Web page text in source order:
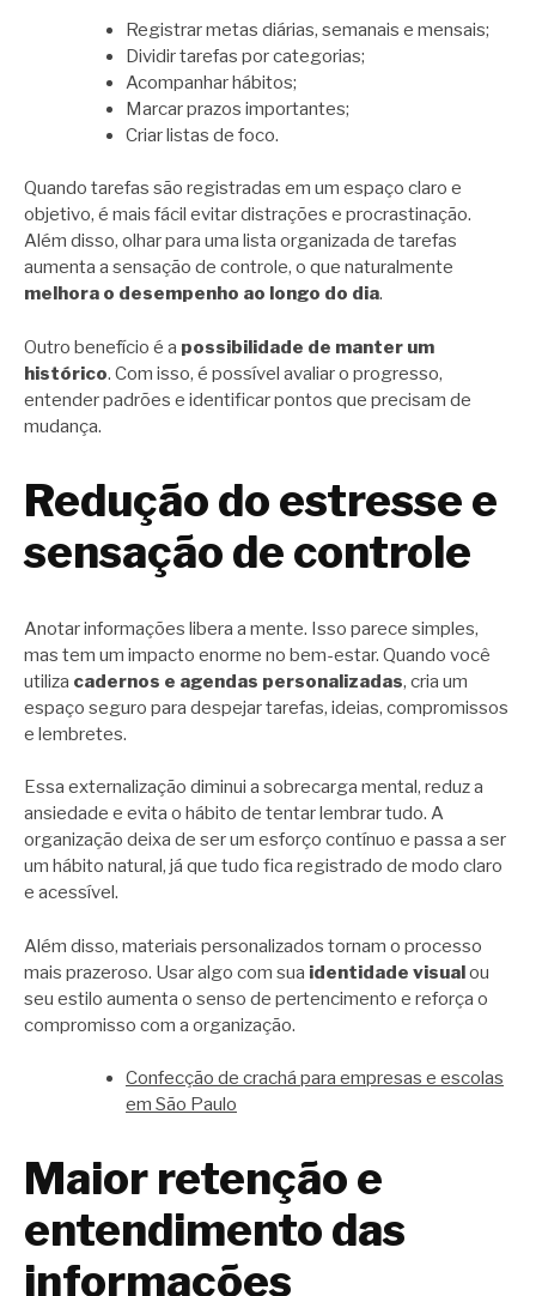
Registrar metas diárias, semanais e mensais;
Dividir tarefas por categorias;
Acompanhar hábitos;
Marcar prazos importantes;
Criar listas de foco.
Quando tarefas são registradas em um espaço claro e
objetivo, é mais fácil evitar distrações e procrastinação.
Além disso, olhar para uma lista organizada de tarefas
aumenta a sensação de controle, o que naturalmente
melhora o desempenho ao longo do dia.
Outro benefício é a possibilidade de manter um
histórico. Com isso, é possível avaliar o progresso,
entender padrões e identificar pontos que precisam de
mudança.
Redução do estresse e
sensação de controle
Anotar informações libera a mente. Isso parece simples,
mas tem um impacto enorme no bem-estar. Quando você
utiliza cadernos e agendas personalizadas, cria um
espaço seguro para despejar tarefas, ideias, compromissos
e lembretes.
Essa externalização diminui a sobrecarga mental, reduz a
ansiedade e evita o hábito de tentar lembrar tudo. A
organização deixa de ser um esforço contínuo e passa a ser
um hábito natural, já que tudo fica registrado de modo claro
e acessível.
Além disso, materiais personalizados tornam o processo
mais prazeroso. Usar algo com sua identidade visualou
seu estilo aumenta o senso de pertencimento e reforça o
compromisso com a organização.
Confecção de crachá para empresas e escolas
em São Paulo
Maior retenção e
entendimento das
informações